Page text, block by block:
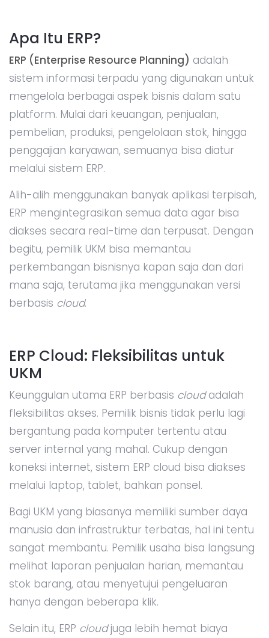
Apa Itu ERP?
ERP (Enterprise Resource Planning) adalah
sistem informasi terpadu yang digunakan untuk
mengelola berbagai aspek bisnis dalam satu
platform. Mulai dari keuangan, penjualan,
pembelian, produksi, pengelolaan stok, hingga
penggajian karyawan, semuanya bisa diatur
melalui sistem ERP.
Alih-alih menggunakan banyak aplikasi terpisah,
ERP mengintegrasikan semua data agar bisa
diakses secara real-time dan terpusat. Dengan
begitu, pemilik UKM bisa memantau
perkembangan bisnisnya kapan saja dan dari
mana saja, terutama jika menggunakan versi
berbasis cloud.
ERP Cloud: Fleksibilitas untuk
UKM
Keunggulan utama ERP berbasis cloudadalah
fleksibilitas akses. Pemilik bisnis tidak perlu lagi
bergantung pada komputer tertentu atau
server internal yang mahal. Cukup dengan
koneksi internet, sistem ERP cloud bisa diakses
melalui laptop, tablet, bahkan ponsel.
Bagi UKM yang biasanya memiliki sumber daya
manusia dan infrastruktur terbatas, hal ini tentu
sangat membantu. Pemilik usaha bisa langsung
melihat laporan penjualan harian, memantau
stok barang, atau menyetujui pengeluaran
hanya dengan beberapa klik.
Selain itu, ERP cloudjuga lebih hemat biaya